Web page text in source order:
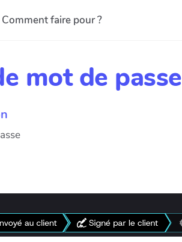
Comment faire pour ?
mot de passe